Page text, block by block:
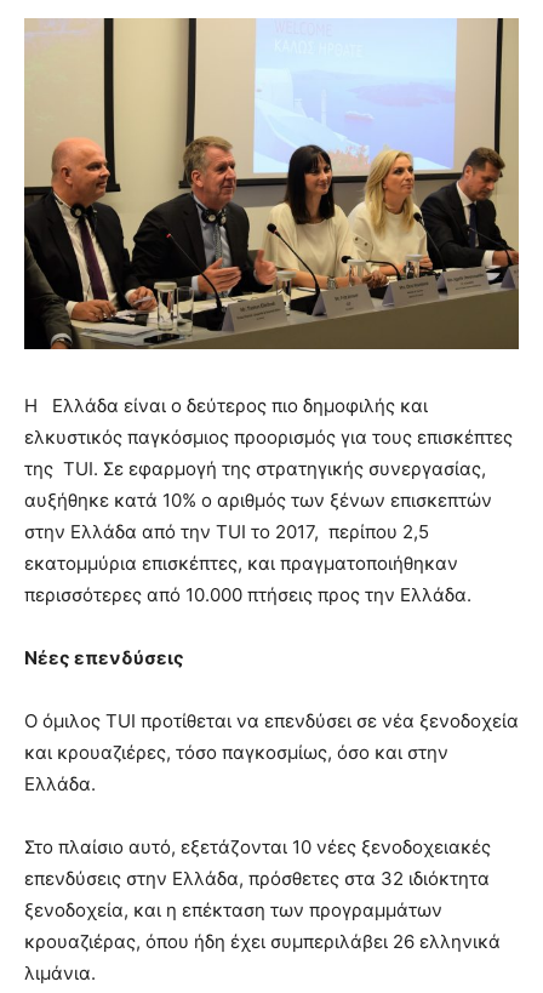
Η Ελλάδα είναι ο δεύτερος πιο δημοφιλής και
ελκυστικός παγκόσμιος προορισμός για τους επισκέπτες
της TUI. Σε εφαρμογή της στρατηγικής συνεργασίας,
αυξήθηκε κατά 10% ο αριθμός των ξένων επισκεπτών
στην Ελλάδα από την TUI το 2017, περίπου 2,5
εκατομμύρια επισκέπτες, και πραγματοποιήθηκαν
περισσότερες από 10.000 πτήσεις προς την Ελλάδα.
Νέες επενδύσεις
Ο όμιλος TUI προτίθεται να επενδύσει σε νέα ξενοδοχεία
και κρουαζιέρες, τόσο παγκοσμίως, όσο και στην
Ελλάδα.
Στο πλαίσιο αυτό, εξετάζονται 10 νέες ξενοδοχειακές
επενδύσεις στην Ελλάδα, πρόσθετες στα 32 ιδιόκτητα
ξενοδοχεία, και η επέκταση των προγραμμάτων
κρουαζιέρας, όπου ήδη έχει συμπεριλάβει 26 ελληνικά
λιμάνια.